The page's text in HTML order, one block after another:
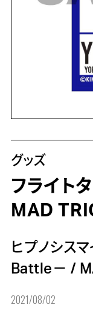
グッズ
フライト
MAD
ヒプノシス
Battle－ /
2021/08/02